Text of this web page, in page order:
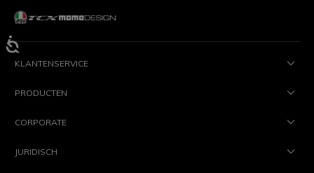
KLANTENSERVICE
PRODUCTEN
CORPORATE
JURIDISCH